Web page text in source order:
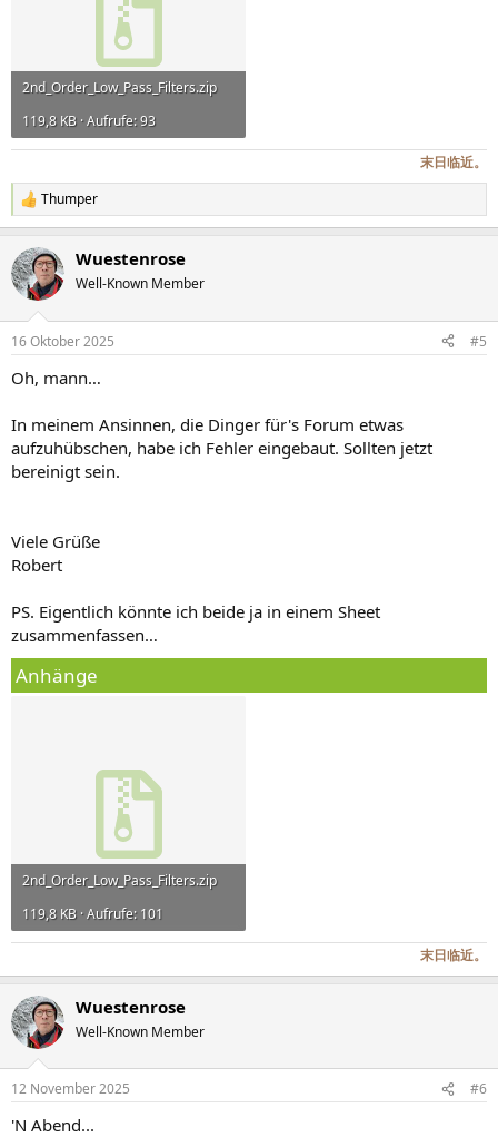
2nd_Order_Low_Pass_Filters.zip
119,8 KB · Aufrufe: 93
末日临近。
R
e
k
t
i
e
:
Thumper
Wuestenrose
Well-Known Member
16 Oktober 2025 #5
Oh, mann…
In meinem Ansinnen, die Dinger für's Forum etwas
aufzuhübschen, habe ich Fehler eingebaut. Sollten jetzt
bereinigt sein.
Viele Grüße
Robert
PS. Eigentlich könnte ich beide ja in einem Sheet
zusammenfassen…
Anhänge
2nd_Order_Low_Pass_Filters.zip
119,8 KB · Aufrufe: 101
末日临近。
Wuestenrose
Well-Known Member
12 November 2025 #6
'N Abend...